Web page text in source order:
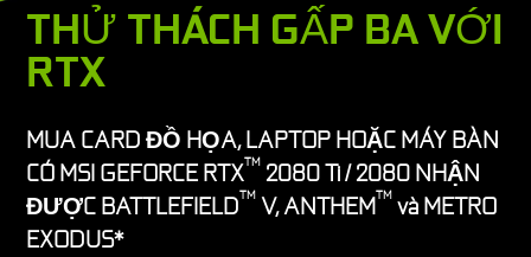
THỬ THÁCH GẤP BA VỚI
RTX
MUA CARD ĐỒ HỌA, LAPTOP HOẶC MÁY BÀN
CÓ MSI GEFORCE RTXTM 2080 Ti / 2080 NHẬN
ĐƯỢC BATTLEFIELDTM V, ANTHEMTM và METRO
EXODUS*